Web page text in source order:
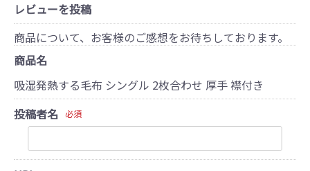
レビューを投稿
商品について、お客様のご感想をお待ちしております。
商品名
吸湿発熱する毛布 シングル 2枚合わせ 厚手 襟付き
投稿者名 必須